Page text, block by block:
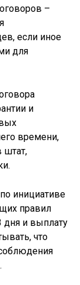
–
если иное
для
и
времени,
штат,
инициативе
правил
дня и выплату
что